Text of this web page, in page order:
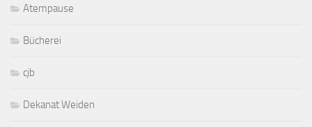
Atempause
Bücherei
cjb
Dekanat Weiden